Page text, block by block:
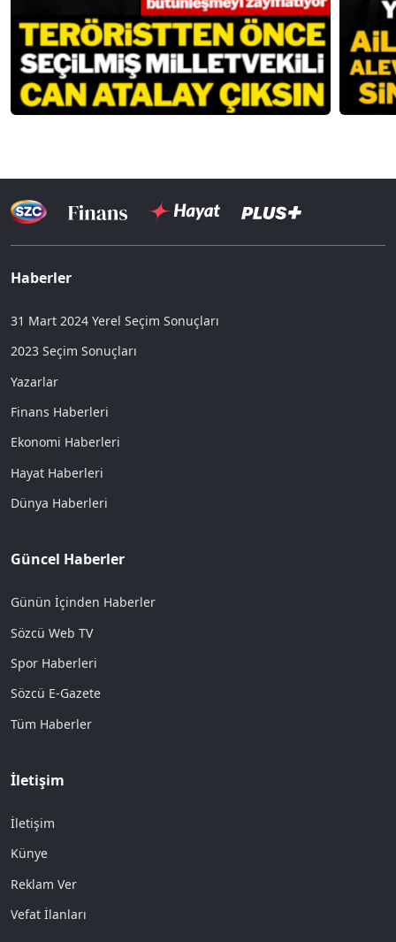
Haberler
31 Mart 2024 Yerel Seçim Sonuçları
2023 Seçim Sonuçları
Yazarlar
Finans Haberleri
Ekonomi Haberleri
Hayat Haberleri
Dünya Haberleri
Güncel Haberler
Günün İçinden Haberler
Sözcü Web TV
Spor Haberleri
Sözcü E-Gazete
Tüm Haberler
İletişim
İletişim
Künye
Reklam Ver
Vefat İlanları